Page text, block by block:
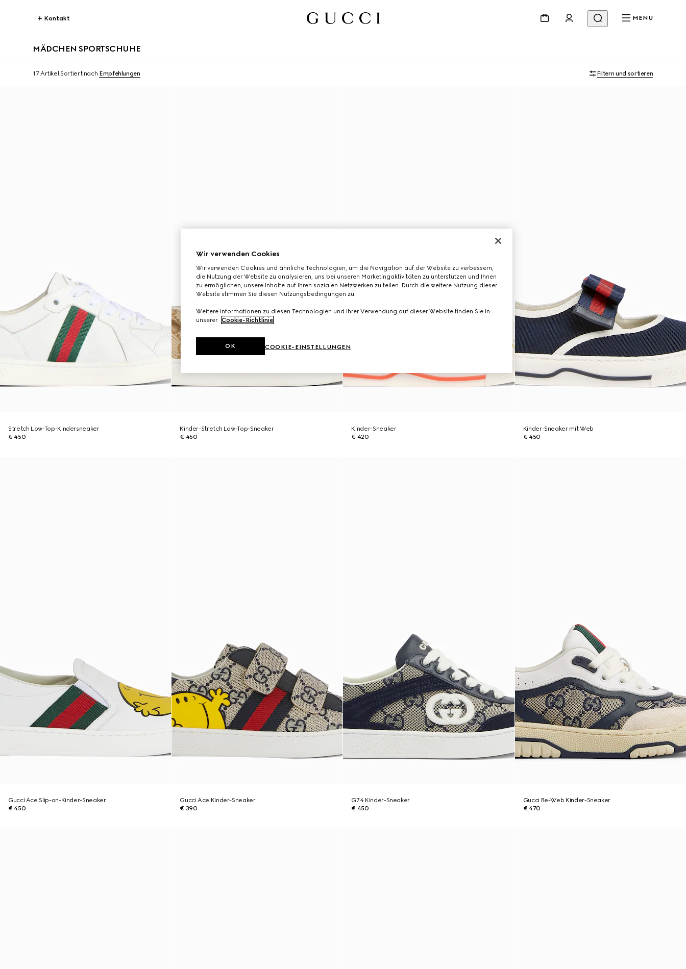
Kontakt MENU
MÄDCHEN SPORTSCHUHE
17 Artikel Sortiert nach Empfehlungen Filtern und sortieren
Stretch Low-Top-Kindersneaker
€ 450
Kinder-Stretch Low-Top-Sneaker
€ 450
Kinder-Sneaker
€ 420
Kinder-Sneaker mit Web
€ 450
Gucci Ace Slip-on-Kinder-Sneaker
€ 450
Gucci Ace Kinder-Sneaker
€ 390
G74 Kinder-Sneaker
€ 450
Gucci Re-Web Kinder-Sneaker
€ 470
Wir verwenden Cookies
Wir verwenden Cookies und ähnliche Technologien, um die Navigation auf der Website zu verbessern,
die Nutzung der Website zu analysieren, uns bei unseren Marketingaktivitäten zu unterstützen und Ihnen
zu ermöglichen, unsere Inhalte auf Ihren sozialen Netzwerken zu teilen. Durch die weitere Nutzung dieser
Website stimmen Sie diesen Nutzungsbedingungen zu.
Weitere Informationen zu diesen Technologien und ihrer Verwendung auf dieser Website finden Sie in
unserer Cookie-Richtlinie.
COOKIE-EINSTELLUNGEN
OK